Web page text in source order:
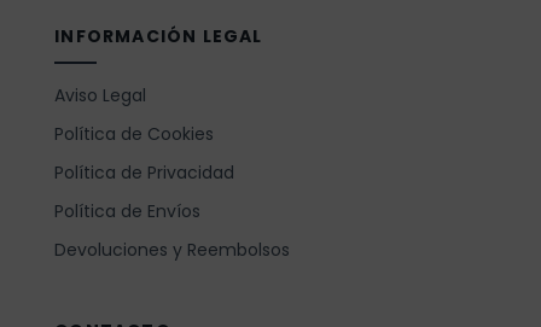
INFORMACIÓN LEGAL
Aviso Legal
Política de Cookies
Política de Privacidad
Política de Envíos
Devoluciones y Reembolsos